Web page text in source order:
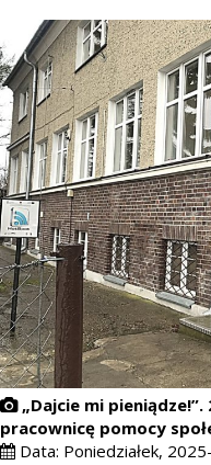
„Dajcie mi
pracownicę pomocy
Data: Poniedziałek,